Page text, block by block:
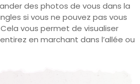
des photos de vous dans la
si vous ne pouvez pas vous
vous permet de visualiser
en marchant dans l’allée ou